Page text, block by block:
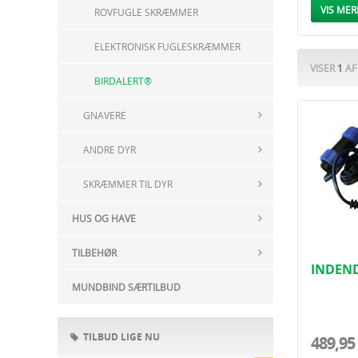
ROVFUGLE SKRÆMMER
ELEKTRONISK FUGLESKRÆMMER
BIRDALERT®
GNAVERE
ANDRE DYR
SKRÆMMER TIL DYR
HUS OG HAVE
TILBEHØR
MUNDBIND SÆRTILBUD
TILBUD LIGE NU
Med
VIS
VISER 1 AF